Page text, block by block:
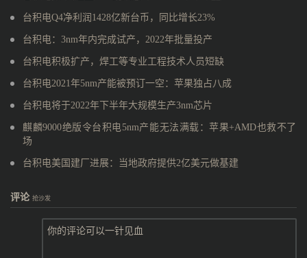
台积电Q4净利润1428亿新台币，同比增长23%
台积电：3nm年内完成试产，2022年批量投产
台积电积极扩产，焊工等专业工程技术人员短缺
台积电2021年5nm产能被预订一空：苹果独占八成
台积电将于2022年下半年大规模生产3nm芯片
麒麟9000绝版令台积电5nm产能无法满载：苹果+AMD也救不了
场
台积电美国建厂进展：当地政府提供2亿美元做基建
评论 抢沙发